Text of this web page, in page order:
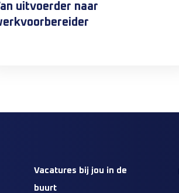
uitvoerder naar
Vacatures bij jou in de
buurt